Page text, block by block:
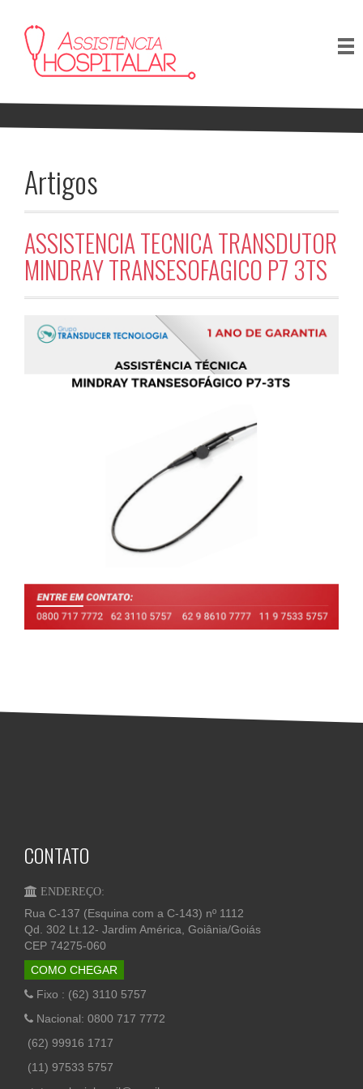
Artigos
ASSISTENCIA TECNICA TRANSDUTOR
MINDRAY TRANSESOFAGICO P7 3TS
CONTATO
ENDEREÇO:
Rua C-137 (Esquina com a C-143) nº 1112
Qd. 302 Lt.12- Jardim América, Goiânia/Goiás
CEP 74275-060
COMO CHEGAR
Fixo : (62) 3110 5757
Nacional: 0800 717 7772
(62) 99916 1717
(11) 97533 5757